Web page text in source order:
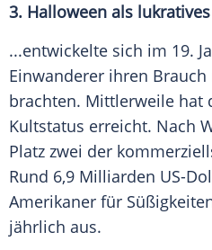
3. Halloween als
...entwickelte sich im 19.
Einwanderer ihren
brachten. Mittlerweile hat
Kultstatus erreicht. Nach
Platz zwei der
Rund 6,9 Milliarden US-
Amerikaner für
jährlich aus.